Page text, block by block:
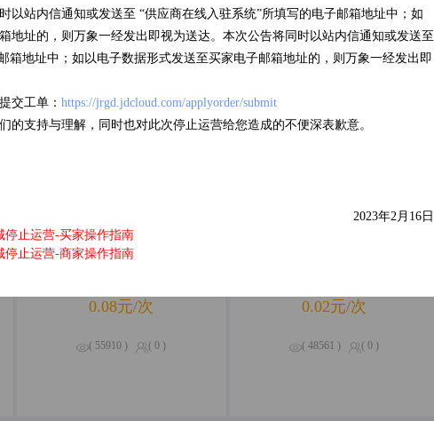
以站内信通知或发送至 “供应商在线入驻系统”所填写的电子邮箱地址中；如
地址的，则万象一经发出即视为送达。本次公告将同时以站内信通知或发送至
箱地址中；如以电子数据形式发送至买家电子邮箱地址的，则万象一经发出即
交工单： https://jrgd.jdcloud.com/applyorder/submit
的支持与理解，同时也对此次停止运营给您造成的不便深表歉意。
2023年2月16日
停止运营-买家操作指南
停止运营-商家操作指南
海量数据，优选试用
( 63621 ) ( 5 ) ( 49521 ) ( 0 )
0.08元/次
( 55910 ) ( 0 )
0.02元/次
( 48561 ) ( 0 )